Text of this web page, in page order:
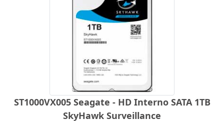
ST1000VX005 Seagate - HD Interno SATA 1TB
SkyHawk Surveillance